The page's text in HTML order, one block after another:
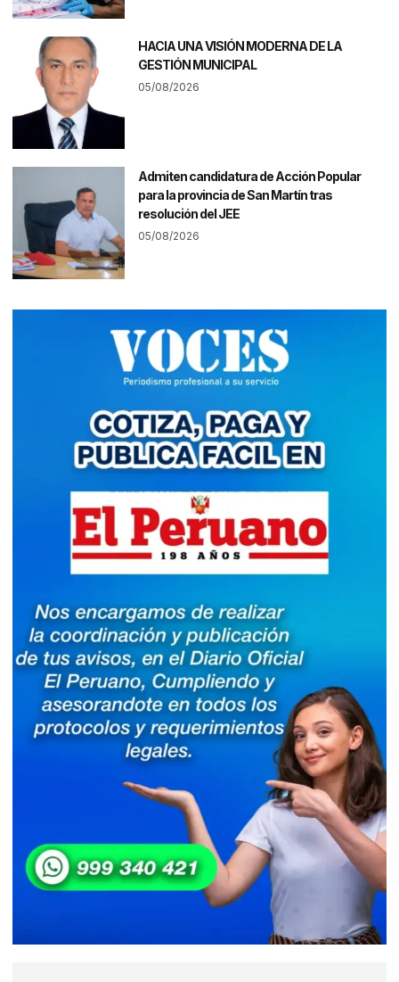
HACIA UNA VISIÓN MODERNA DE LA
GESTIÓN MUNICIPAL
05/08/2026
Admiten candidatura de Acción Popular
para la provincia de San Martín tras
resolución del JEE
05/08/2026